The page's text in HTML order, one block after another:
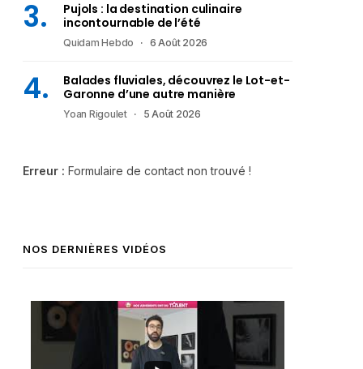
Pujols : la destination culinaire
incontournable de l’été
Quidam Hebdo 6 Août 2026
Balades fluviales, découvrez le Lot-et-
Garonne d’une autre manière
Yoan Rigoulet 5 Août 2026
Erreur : Formulaire de contact non trouvé !
NOS DERNIÈRES VIDÉOS